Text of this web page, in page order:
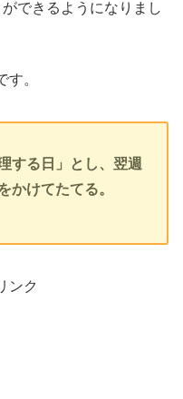
できるようになりまし
。
する日」とし、翌週
かけてたてる。
ンク